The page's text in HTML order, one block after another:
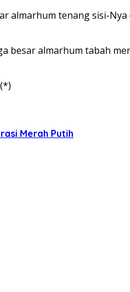
almarhum tenang sisi-
besar almarhum tabah
Merah Putih